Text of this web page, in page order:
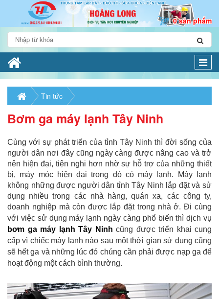
0 sản phẩm
Tin tức
Bơm ga máy lạnh Tây Ninh
Cùng với sự phát triển của tỉnh Tây Ninh thì đời sống của
người dân nơi đây cũng ngày càng được nâng cao và trở
nên hiện đại, tiện nghi hơn nhờ sự hỗ trợ của những thiết
bị, máy móc hiện đại trong đó có máy lạnh. Máy lạnh
không những được người dân tỉnh Tây Ninh lắp đặt và sử
dụng nhiều trong các nhà hàng, quán xa, các công ty,
doanh nghiệp mà còn được lắp đặt trong nhà ở. Đi cùng
với việc sử dụng máy lạnh ngày càng phổ biến thìdịch vụ
bơm ga máy lạnh Tây Ninh cũng được triển khai cung
cấp vì chiếc máy lạnh nào sau một thời gian sử dụng cũng
sẽ hết ga và những lúc đó chúng cần phải được nạp ga để
hoạt động một cách bình thường.